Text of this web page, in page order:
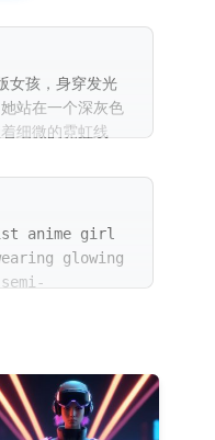
女孩，身穿发光
站在一个深灰色
细微的霓虹线
色眼睛里仿佛闪
充满了一种未来
anime girl
glowing
dark
accent
features
and